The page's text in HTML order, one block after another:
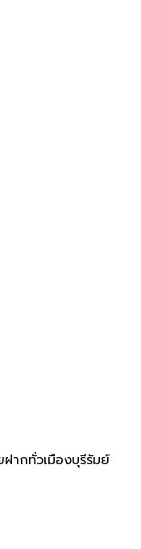
ากทั่วเมืองบุรีรัมย์